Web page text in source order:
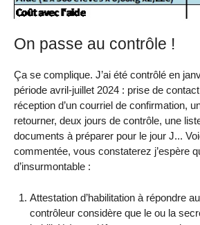
On passe au contrôle !
Ça se complique. J’ai été contrôlé en
période avril-juillet 2024 : prise de
réception d’un courriel de confirmation,
retourner, deux jours de contrôle, une
documents à préparer pour le jour J...
commentée, vous constaterez j’espère
d’insurmontable :
Attestation d’habilitation à répondre
contrôleur considère que le ou la